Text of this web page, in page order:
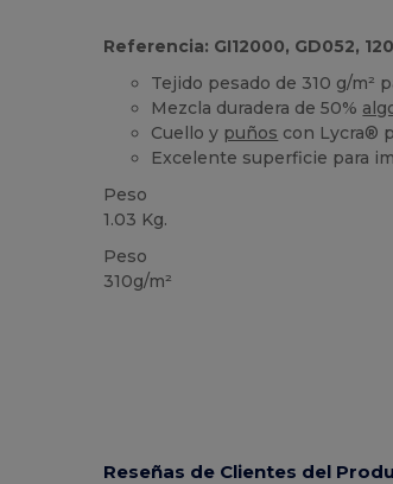
Referencia: GI12000, GD052,
Tejido pesado de 310 g/m²
Mezcla duradera de 50%
Cuello y puños con Lycra®
Excelente superficie para
Peso
1.03 Kg.
Peso
310g/m²
Reseñas de Clientes del